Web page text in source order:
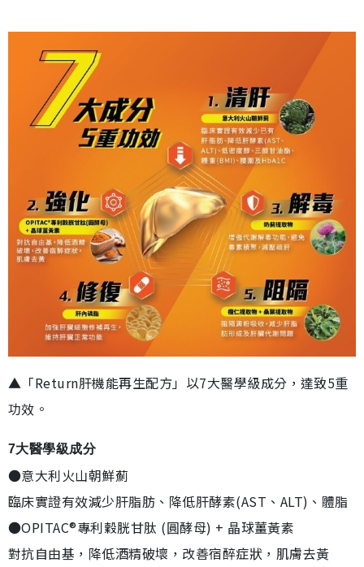
▲「Return肝機能再生配方」以7大醫學級成分，達致5重
功效。
7大醫學級成分
●意大利火山朝鮮薊
臨床實證有效減少肝脂肪、降低肝酵素(AST、ALT)、體脂
●OPITAC®專利穀胱甘肽 (圓酵母) + 晶球薑黃素
對抗自由基，降低酒精破壞，改善宿醉症狀，肌膚去黃